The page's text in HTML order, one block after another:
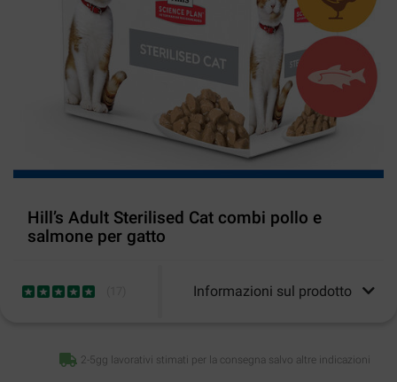
Hill’s Adult Sterilised Cat combi pollo e
salmone per gatto
Informazioni sul prodotto
2-5gg lavorativi stimati per la consegna salvo altre indicazioni